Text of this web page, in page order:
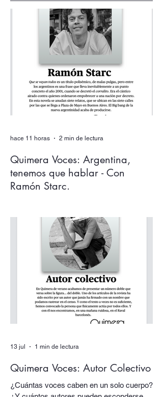
Quimera #510.
Junio 2026
Quimera Voces: Argentina,
tenemos que hablar - Con
Ramón Starc.
desquiciada de sus gobernantes, sus
papas y sus tótems… todo nos empuja
una vez más a volver los ojos a Argentina,
pensarla e interpelarla… que es
justamente lo que nos facilita el argentino
Ramón Starc en su primera novela, Que
se vayan todos (Candaya).
hace 11 horas 2 min de lectura
Quimera Voces: Autor Colectivo
¿Cuántas voces caben en un solo cuerpo?
13 jul 1 min de lectura